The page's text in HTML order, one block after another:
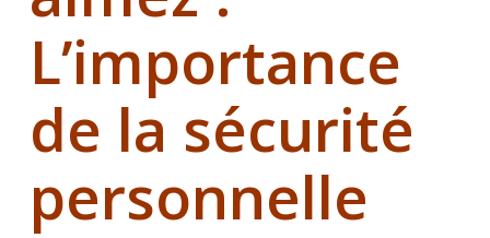
L’importance
de la sécurité
personnelle